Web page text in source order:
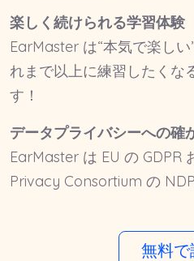
楽しく続けられる学習体験
EarMaster は“本気で楽し
れまで以上に練習したくな
す！
データプライバシーへの確
EarMaster は EU の GDPR
Privacy Consortium の
無料で